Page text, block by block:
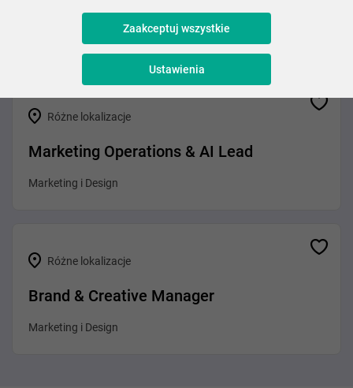
Różne lokalizacje
Marketing Operations & AI Lead
Marketing i Design
Różne lokalizacje
Brand & Creative Manager
Marketing i Design
Zaakceptuj wszystkie
Ustawienia